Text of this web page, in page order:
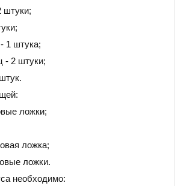
штуки;
1 штука;
- 2 штуки;
ложки;
ложка;
ложки.
необходимо: